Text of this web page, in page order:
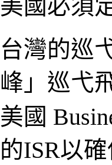
美國必須
台灣的巡
峰」巡弋
美國
的ISR以